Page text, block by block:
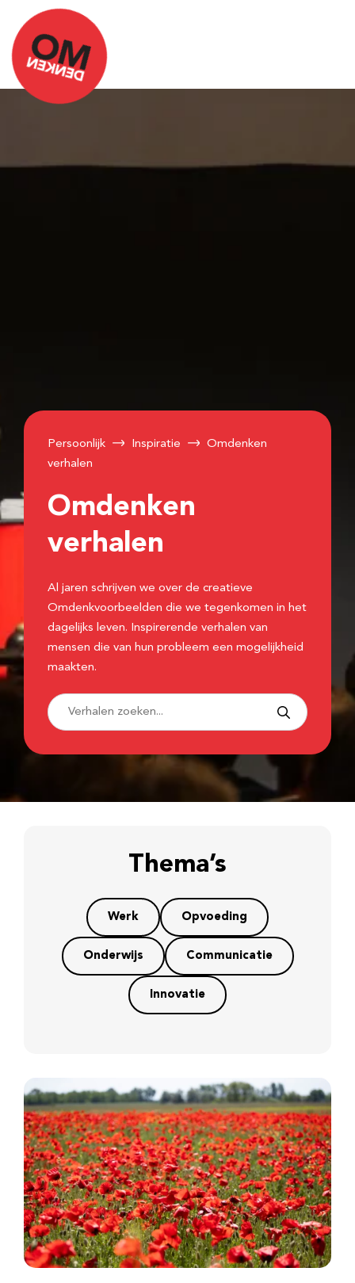
Persoonlijk Inspiratie
Omdenken
verhalen
Omdenken
verhalen
Al jaren schrijven we over de creatieve
Omdenkvoorbeelden die we tegenkomen in het
dagelijks leven. Inspirerende verhalen van
mensen die van hun probleem een mogelijkheid
maakten.
Thema’s
Werk Opvoeding
Onderwijs Communicatie
Innovatie